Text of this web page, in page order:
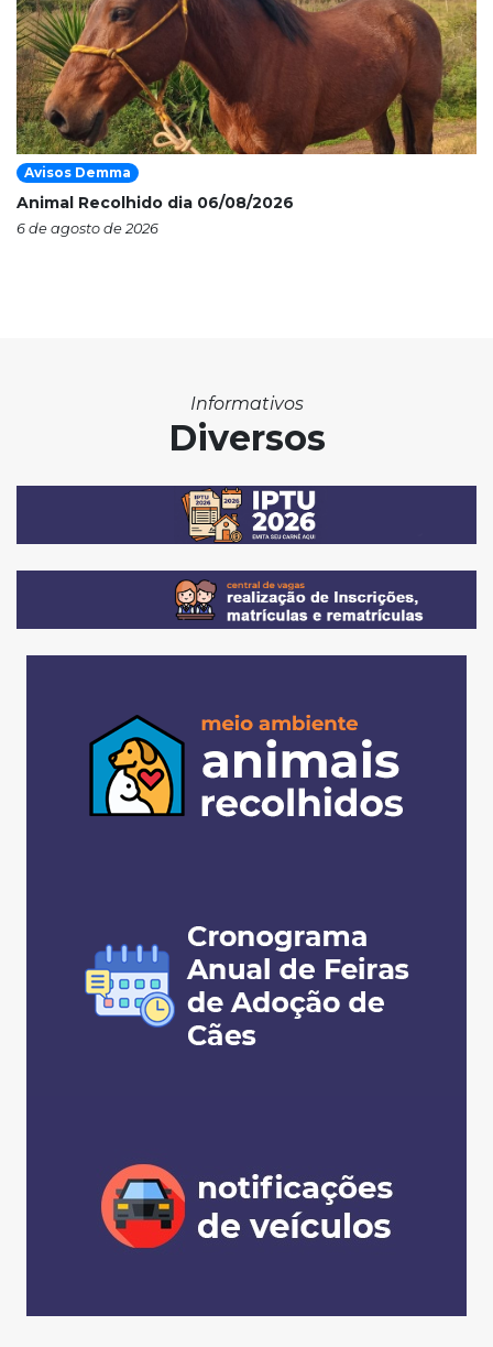
Avisos Demma
Animal Recolhido dia 06/08/2026
6 de agosto de 2026
Informativos
Diversos